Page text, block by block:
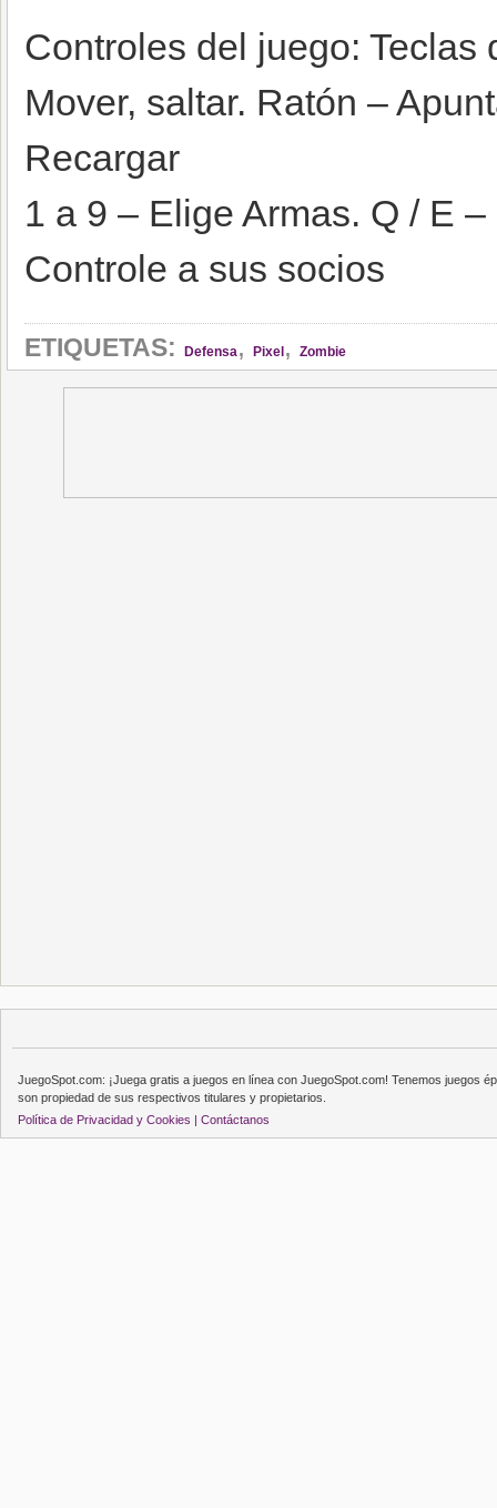
Controles del juego: Teclas
Mover, saltar. Ratón –
Recargar
1 a 9 – Elige Armas. Q / E
Controle a sus socios
ETIQUETAS: Defensa, Pixel , Zombie
JuegoSpot.com: ¡Juega gratis a juegos en línea con JuegoSpot.com! Tenemos juegos
son propiedad de sus respectivos titulares y propietarios.
Política de Privacidad y Cookies | Contáctanos